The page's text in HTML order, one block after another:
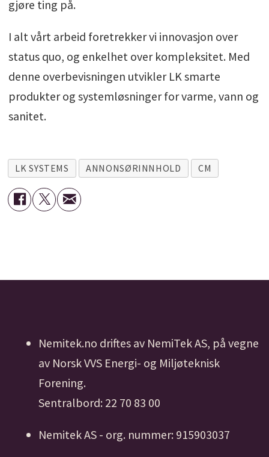
gjøre ting på.
I alt vårt arbeid foretrekker vi innovasjon over
status quo, og enkelhet over kompleksitet. Med
denne overbevisningen utvikler LK smarte
produkter og systemløsninger for varme, vann og
sanitet.
LK SYSTEMS ANNONSØRINNHOLD CM
Nemitek.no driftes av NemiTek AS, på vegne
av Norsk VVS Energi- og Miljøteknisk
Forening.
Sentralbord: 22 70 83 00
Nemitek AS - org. nummer: 915903037